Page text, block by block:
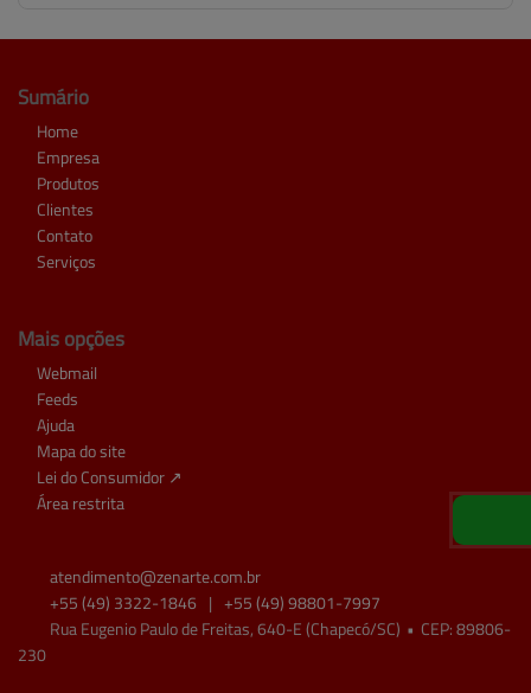
Sumário
Home
Empresa
Produtos
Clientes
Contato
Serviços
Mais opções
Webmail
Feeds
Ajuda
Mapa do site
Lei do Consumidor ↗
Área restrita
atendimento@zenarte.com.br
+55 (49) 3322-1846 | +55 (49) 98801-7997
Rua Eugenio Paulo de Freitas, 640-E (Chapecó/SC) • CEP: 89806-
230